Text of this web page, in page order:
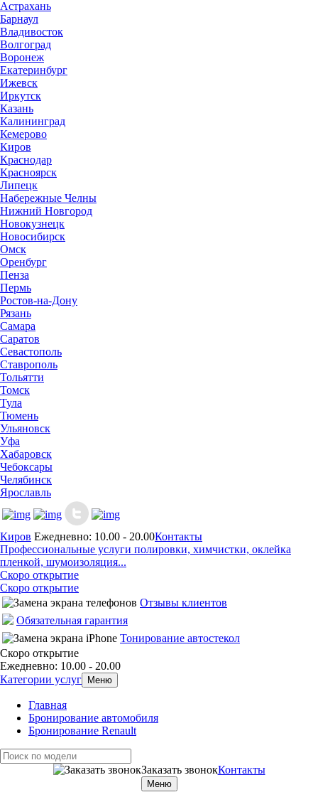
Астрахань
Барнаул
Владивосток
Волгоград
Воронеж
Екатеринбург
Ижевск
Иркутск
Казань
Калининград
Кемерово
Киров
Краснодар
Красноярск
Липецк
Набережные Челны
Нижний Новгород
Новокузнецк
Новосибирск
Омск
Оренбург
Пенза
Пермь
Ростов-на-Дону
Рязань
Самара
Саратов
Севастополь
Ставрополь
Тольятти
Томск
Тула
Тюмень
Ульяновск
Уфа
Хабаровск
Чебоксары
Челябинск
Ярославль
Киров Ежедневно: 10.00 - 20.00Контакты
Профессиональные услуги полировки, химчистки, оклейка
пленкой, шумоизоляция...
Скоро открытие
Скоро открытие
Отзывы клиентов
Обязательная гарантия
Тонирование автостекол
Скоро открытие
Ежедневно: 10.00 - 20.00
Категории услуг
Меню
Главная
Бронирование автомобиля
Бронирование Renault
Заказать звонокКонтакты
Меню